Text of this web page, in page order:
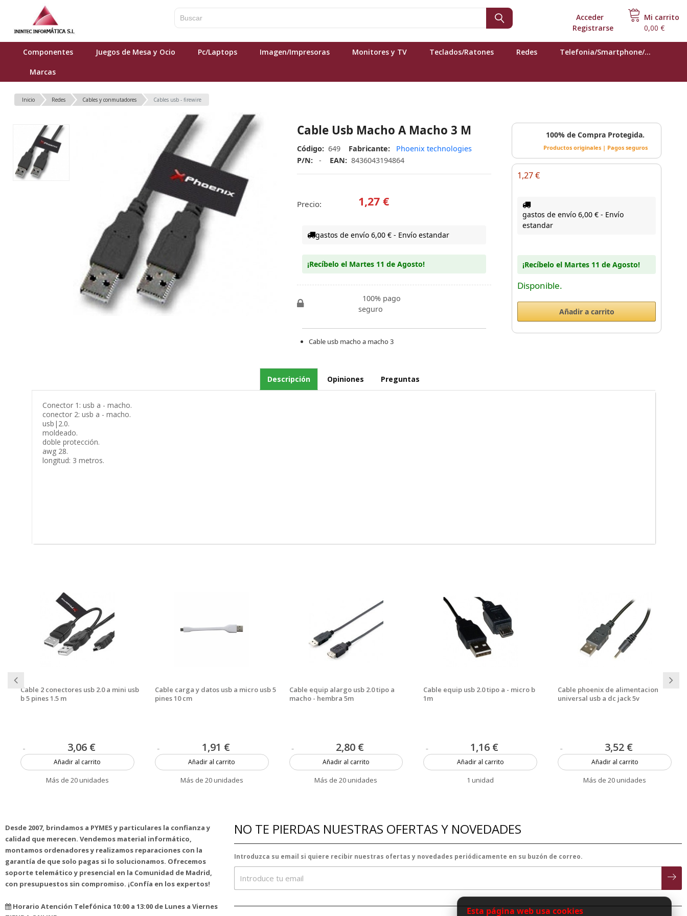
Mi carrito
0,00 €
Accedero
Registrarse
Componentes Juegos de Mesa y Ocio Pc/Laptops Imagen/Impresoras Monitores y TV Teclados/Ratones Redes Telefonia/Smartphone/...
Marcas
Inicio Redes Cables y conmutadores Cables usb - firewire
Cable Usb Macho A Macho 3 M
Código: 649 Fabricante:
Phoenix technologies
P/N:
- EAN: 8436043194864
Precio: 1,27 €
gastos de envío 6,00 € - Envío estandar
¡Recíbelo el Martes 11 de Agosto!
100% pago
seguro
Cable usb macho a macho 3
100% de Compra Protegida.
Productos originales | Pagos seguros
1,27 €
gastos de envío 6,00 € - Envío
estandar
¡Recíbelo el Martes 11 de Agosto!
Disponible.
Descripción Opiniones Preguntas
Conector 1: usb a - macho.
conector 2: usb a - macho.
usb|2.0.
moldeado.
doble protección.
awg 28.
longitud: 3 metros.
Cable 2 conectores usb 2.0 a mini usb
b 5 pines 1.5 m
3,06 €
Añadir al carrito
Más de 20 unidades
Cable carga y datos usb a micro usb 5
pines 10 cm
1,91 €
Añadir al carrito
Más de 20 unidades
Cable equip alargo usb 2.0 tipo a
macho - hembra 5m
2,80 €
Añadir al carrito
Más de 20 unidades
Cable equip usb 2.0 tipo a - micro b
1m
1,16 €
Añadir al carrito
1 unidad
Cable phoenix de alimentacion
universal usb a dc jack 5v
3,52 €
Añadir al carrito
Más de 20 unidades
Desde 2007, brindamos a PYMES y particulares la confianza y
calidad que merecen. Vendemos material informático,
montamos ordenadores y realizamos reparaciones con la
garantía de que solo pagas si lo solucionamos. Ofrecemos
soporte telemático y presencial en la Comunidad de Madrid,
con presupuestos sin compromiso. ¡Confía en los expertos!
Horario Atención Telefónica 10:00 a 13:00 de Lunes a Viernes
NO TE PIERDAS NUESTRAS OFERTAS Y NOVEDADES
Introduzca su email si quiere recibir nuestras ofertas y novedades periódicamente en su buzón de correo.
Esta página web usa cookies